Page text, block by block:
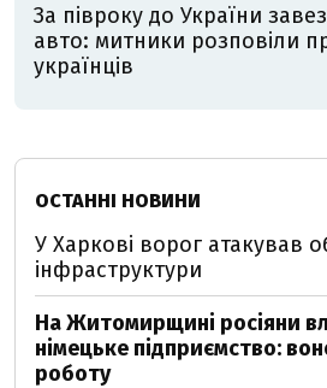
За півроку до України
авто: митники розповіли
українців
ОСТАННІ НОВИНИ
У Харкові ворог атакував
інфраструктури
На Житомирщині росіяни
німецьке підприємство:
роботу